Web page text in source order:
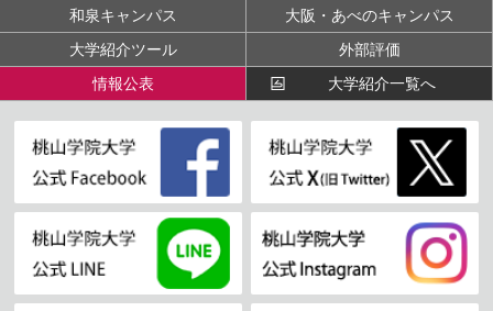
和泉キャンパス
大阪・あべのキャンパス
大学紹介ツール
外部評価
情報公表
大学紹介一覧へ